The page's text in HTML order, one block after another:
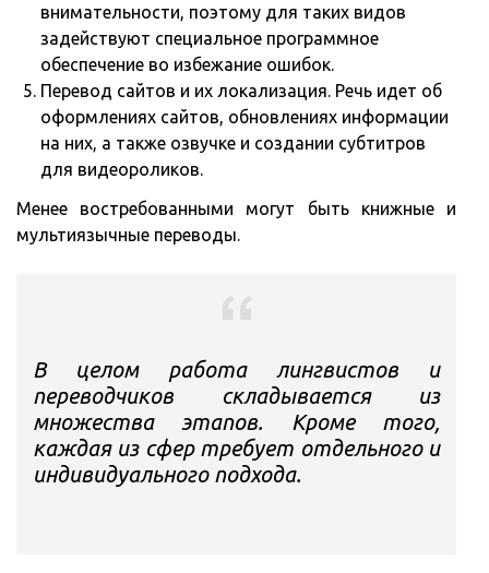
внимательности, поэтому для таких видов
задействуют специальное программное
обеспечение во избежание ошибок.
Перевод сайтов и их локализация. Речь идет об
оформлениях сайтов, обновлениях информации
на них, а также озвучке и создании субтитров
для видеороликов.
Менее востребованными могут быть книжные и
мультиязычные переводы.
В целом работа лингвистов и
переводчиков складывается из
множества этапов. Кроме того,
каждая из сфер требует отдельного и
индивидуального подхода.